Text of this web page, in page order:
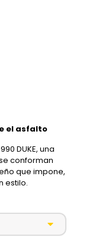
el asfalto
DUKE, una
conforman
que impone,
estilo.